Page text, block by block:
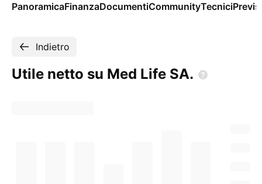
PanoramicaFinanzaDocumentiCommunityTecnici
Indietro
Utile netto su Med Life SA.